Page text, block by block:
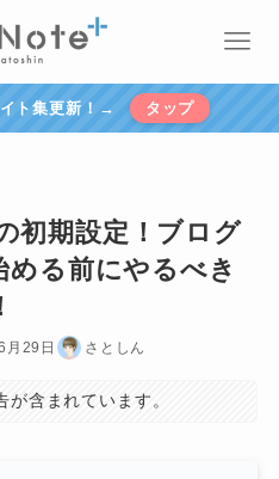
ト集更新！→ タップ
初期設定！ブログ
める前にやるべき
月29日 さとしん
含まれています。